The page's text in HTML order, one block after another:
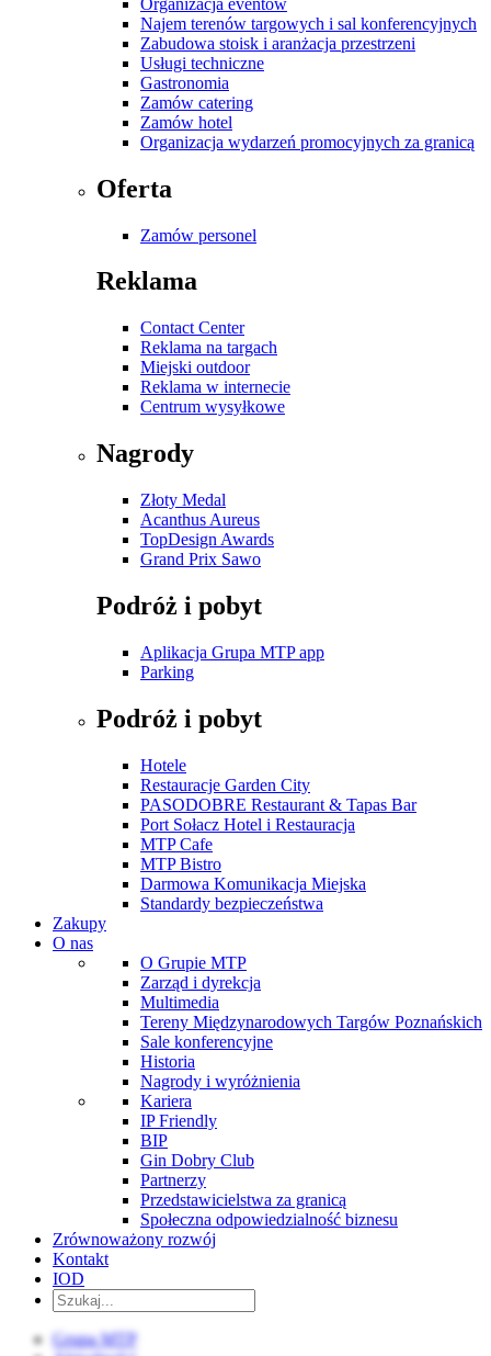
Najem terenów targowych i sal konferencyjnych
Zabudowa stoisk i aranżacja przestrzeni
Usługi techniczne
Gastronomia
Zamów catering
Zamów hotel
Organizacja wydarzeń promocyjnych za granicą
Oferta
Zamów personel
Reklama
Contact Center
Reklama na targach
Miejski outdoor
Reklama w internecie
Centrum wysyłkowe
Nagrody
Złoty Medal
Acanthus Aureus
TopDesign Awards
Grand Prix Sawo
Podróż i pobyt
Aplikacja Grupa MTP app
Parking
Podróż i pobyt
Hotele
Restauracje Garden City
PASODOBRE Restaurant & Tapas Bar
Port Sołacz Hotel i Restauracja
MTP Cafe
MTP Bistro
Darmowa Komunikacja Miejska
Standardy bezpieczeństwa
Zakupy
O nas
O Grupie MTP
Zarząd i dyrekcja
Multimedia
Tereny Międzynarodowych Targów Poznańskich
Sale konferencyjne
Historia
Nagrody i wyróżnienia
Kariera
IP Friendly
BIP
Gin Dobry Club
Partnerzy
Przedstawicielstwa za granicą
Społeczna odpowiedzialność biznesu
Zrównoważony rozwój
Kontakt
IOD
Grupa MTP